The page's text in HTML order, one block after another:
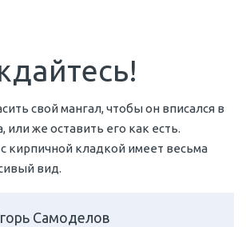
свой мангал, чтобы он вписался в
или же оставить его как есть.
кирпичной кладкой имеет весьма
вид.
Самоделов